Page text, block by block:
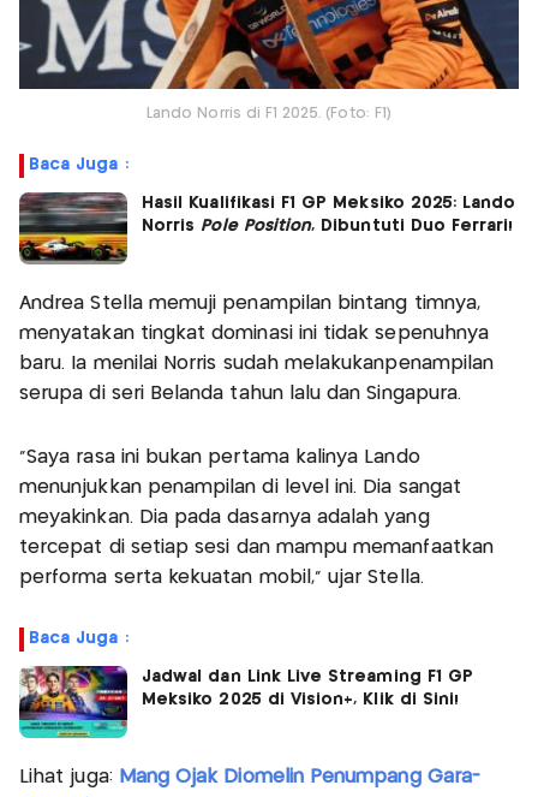
Lando Norris di F1 2025. (Foto: F1)
Baca Juga :
Hasil Kualifikasi F1 GP Meksiko 2025: Lando
Norris Pole Position, Dibuntuti Duo Ferrari!
Andrea Stella memuji penampilan bintang timnya,
menyatakan tingkat dominasi ini tidak sepenuhnya
baru. Ia menilai Norris sudah melakukanpenampilan
serupa di seri Belanda tahun lalu dan Singapura.
"Saya rasa ini bukan pertama kalinya Lando
menunjukkan penampilan di level ini. Dia sangat
meyakinkan. Dia pada dasarnya adalah yang
tercepat di setiap sesi dan mampu memanfaatkan
performa serta kekuatan mobil,” ujar Stella.
Baca Juga :
Jadwal dan Link Live Streaming F1 GP
Meksiko 2025 di Vision+, Klik di Sini!
Lihat juga: Mang Ojak Diomelin Penumpang Gara-